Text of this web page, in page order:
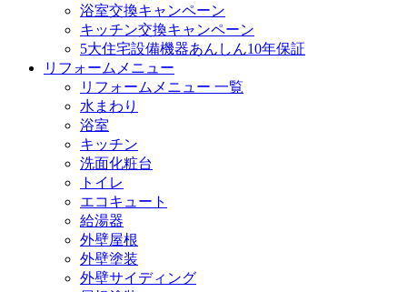
浴室交換キャンペーン
キッチン交換キャンペーン
5大住宅設備機器あんしん10年保証
リフォームメニュー
リフォームメニュー 一覧
水まわり
浴室
キッチン
洗面化粧台
トイレ
エコキュート
給湯器
外壁屋根
外壁塗装
外壁サイディング